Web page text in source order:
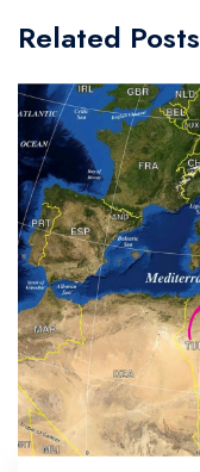
Related Posts